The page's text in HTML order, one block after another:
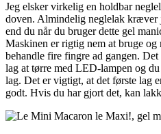
Jeg elsker virkelig en holdbar
doven. Almindelig neglelak kræver
end du når du bruger dette gel
Maskinen er rigtig nem at bruge og
behandle fire fingre ad gangen.
lag at tørre med LED-lampen og
lag. Det er vigtigt, at det første lag
godt. Hvis du har gjort det, kan